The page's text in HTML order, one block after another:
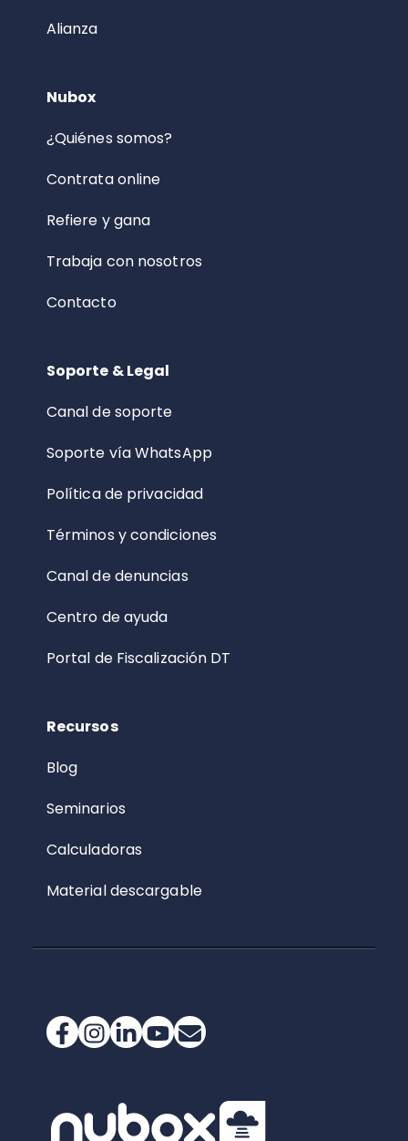
Alianza
Nubox
¿Quiénes somos?
Contrata online
Refiere y gana
Trabaja con nosotros
Contacto
Soporte & Legal
Canal de soporte
Soporte vía WhatsApp
Política de privacidad
Términos y condiciones
Canal de denuncias
Centro de ayuda
Portal de Fiscalización DT
Recursos
Blog
Seminarios
Calculadoras
Material descargable